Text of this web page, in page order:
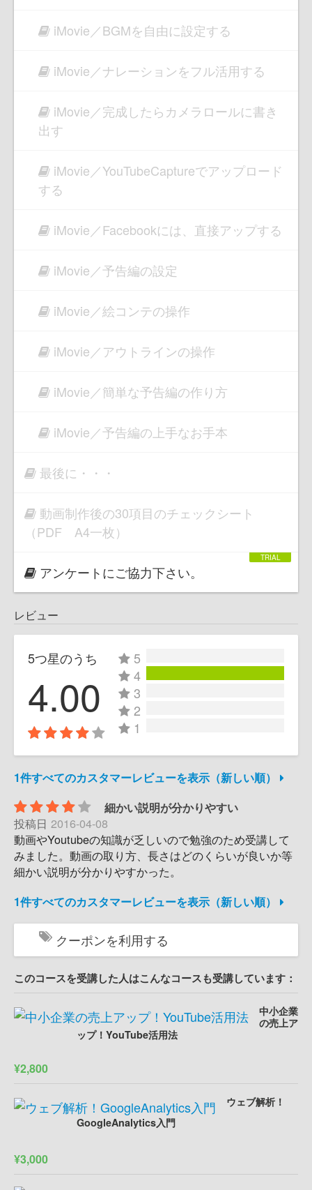
iMovie／BGMを自由に設定する
iMovie／ナレーションをフル活用する
iMovie／完成したらカメラロールに書き
出す
iMovie／YouTubeCaptureでアップロード
する
iMovie／Facebookには、直接アップする
iMovie／予告編の設定
iMovie／絵コンテの操作
iMovie／アウトラインの操作
iMovie／簡単な予告編の作り方
iMovie／予告編の上手なお手本
最後に・・・
動画制作後の30項目のチェックシート
（PDF A4一枚）
アンケートにご協力下さい。
レビュー
5つ星のうち
4.00
5
4
3
2
1
1件すべてのカスタマーレビューを表示（新しい順）
細かい説明が分かりやすい
投稿日 2016-04-08
動画やYoutubeの知識が乏しいので勉強のため受講して
みました。動画の取り方、長さはどのくらいが良いか等
細かい説明が分かりやすかった。
1件すべてのカスタマーレビューを表示（新しい順）
クーポンを利用する
このコースを受講した人はこんなコースも受講しています：
中小企業
の売上ア
ップ！YouTube活用法
¥2,800
ウェブ解析！
GoogleAnalytics入門
¥3,000